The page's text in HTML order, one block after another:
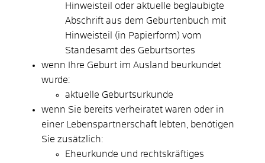
Hinweisteil oder aktuelle beglaubigte
Abschrift aus dem Geburtenbuch mit
Hinweisteil (in Papierform) vom
Standesamt des Geburtsortes
wenn Ihre Geburt im Ausland beurkundet
wurde:
​​​​​aktuelle Geburtsurkunde
wenn Sie bereits verheiratet waren oder in
einer Lebenspartnerschaft lebten, benötigen
Sie zusätzlich:
Eheurkunde und rechtskräftiges